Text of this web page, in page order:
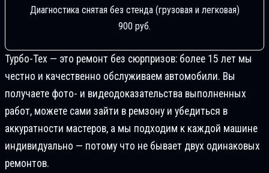
Диагностика снятая без стенда (грузовая и легковая)
900 руб.
Турбо-Тех — это ремонт без сюрпризов: более 15 лет мы
честно и качественно обслуживаем автомобили. Вы
получаете фото- и видеодоказательства выполненных
работ, можете сами зайти в ремзону и убедиться в
аккуратности мастеров, а мы подходим к каждой машине
индивидуально — потому что не бывает двух одинаковых
ремонтов.